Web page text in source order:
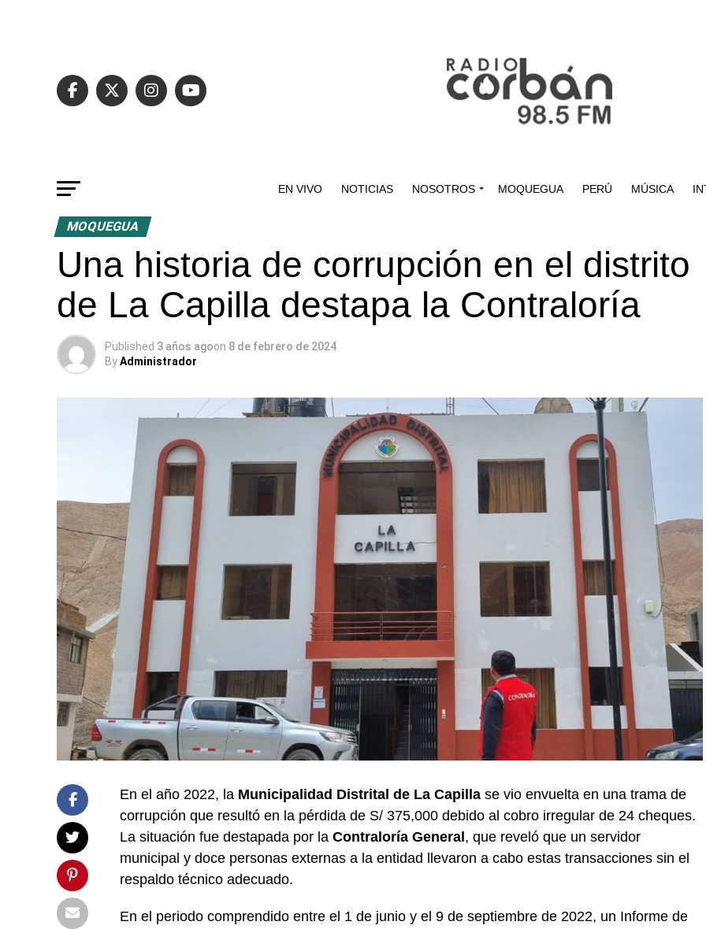
EN VIVO NOTICIAS NOSOTROS MOQUEGUA PERÚ MÚSICA
MOQUEGUA
Una historia de corrupción en el distrito
de La Capilla destapa la Contraloría
Published 3 años agoon 8 de febrero de 2024
ByAdministrador
En el año 2022, la Municipalidad Distrital de La Capilla se vio envuelta en una trama de
corrupción que resultó en la pérdida de S/ 375,000 debido al cobro irregular de 24 cheques.
La situación fue destapada por la Contraloría General , que reveló que un servidor
municipal y doce personas externas a la entidad llevaron a cabo estas transacciones sin el
respaldo técnico adecuado.
En el periodo comprendido entre el 1 de junio y el 9 de septiembre de 2022, un Informe de